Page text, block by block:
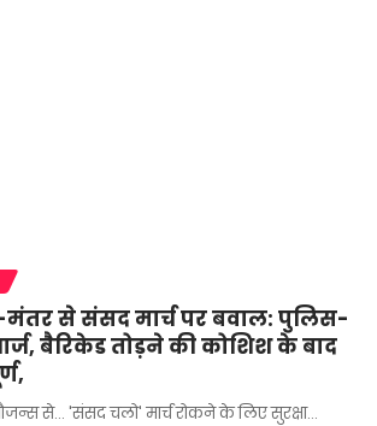
मंतर से संसद मार्च पर बवाल: पुलिस-
बैरिकेड तोड़ने की कोशिश के बाद
से... 'संसद चलो' मार्च रोकने के लिए सुरक्षा…